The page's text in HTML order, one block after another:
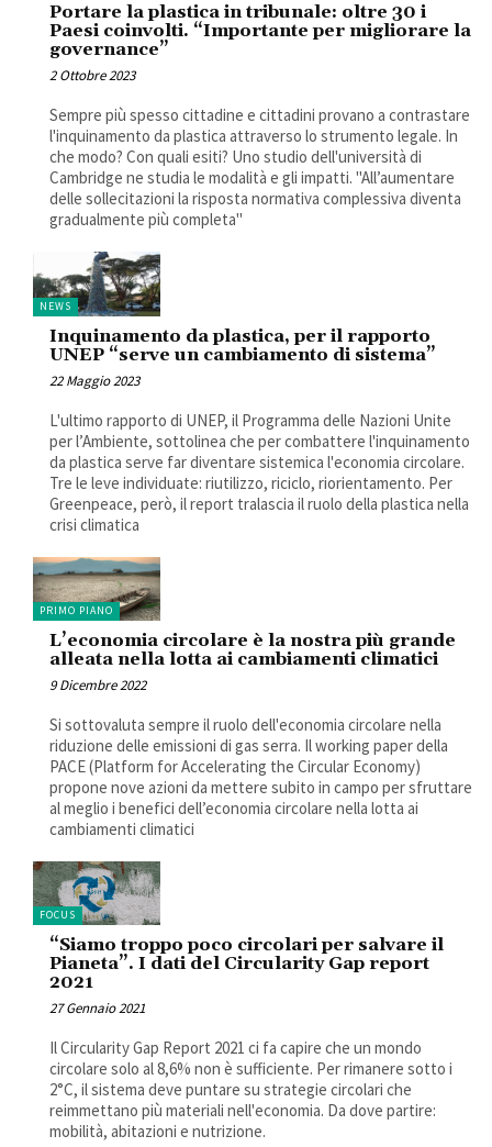
Portare la plastica in tribunale: oltre 30 i
Paesi coinvolti. “Importante per migliorare la
governance”
2 Ottobre 2023
Sempre più spesso cittadine e cittadini provano a contrastare
l'inquinamento da plastica attraverso lo strumento legale. In
che modo? Con quali esiti? Uno studio dell'università di
Cambridge ne studia le modalità e gli impatti. "All’aumentare
delle sollecitazioni la risposta normativa complessiva diventa
gradualmente più completa"
NEWS
Inquinamento da plastica, per il rapporto
UNEP “serve un cambiamento di sistema”
22 Maggio 2023
L'ultimo rapporto di UNEP, il Programma delle Nazioni Unite
per l’Ambiente, sottolinea che per combattere l'inquinamento
da plastica serve far diventare sistemica l'economia circolare.
Tre le leve individuate: riutilizzo, riciclo, riorientamento. Per
Greenpeace, però, il report tralascia il ruolo della plastica nella
crisi climatica
PRIMO PIANO
L’economia circolare è la nostra più grande
alleata nella lotta ai cambiamenti climatici
9 Dicembre 2022
Si sottovaluta sempre il ruolo dell'economia circolare nella
riduzione delle emissioni di gas serra. Il working paper della
PACE (Platform for Accelerating the Circular Economy)
propone nove azioni da mettere subito in campo per sfruttare
al meglio i benefici dell’economia circolare nella lotta ai
cambiamenti climatici
FOCUS
“Siamo troppo poco circolari per salvare il
Pianeta”. I dati del Circularity Gap report
2021
27 Gennaio 2021
Il Circularity Gap Report 2021 ci fa capire che un mondo
circolare solo al 8,6% non è sufficiente. Per rimanere sotto i
2°C, il sistema deve puntare su strategie circolari che
reimmettano più materiali nell'economia. Da dove partire:
mobilità, abitazioni e nutrizione.